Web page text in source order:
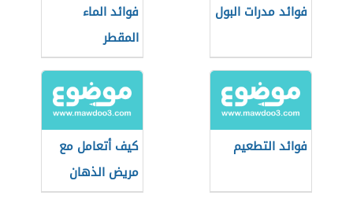
فوائد مدرات البول
فوائد الماء
المقطر
فوائد التطعيم
كيف أتعامل مع
مريض الذهان